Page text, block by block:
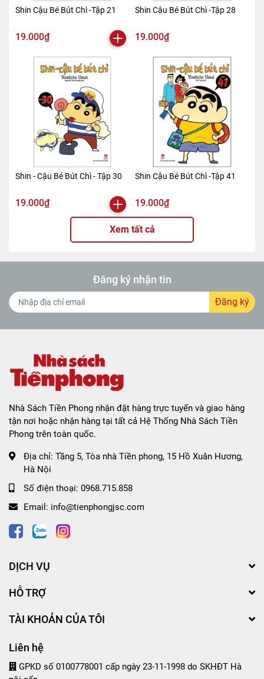
Shin Cậu Bé Bút Chì -Tập 21
19.000₫
Shin Cậu Bé Bút Chì -Tập 28
19.000₫
Shin - Cậu Bé Bút Chì - Tập 30
19.000₫
Shin Cậu Bé Bút Chì -Tập 41
19.000₫
Xem tất cả
Đăng ký nhận tin
Đăng ký
Nhà Sách Tiền Phong nhận đặt hàng trực tuyến và giao hàng
tận nơi hoặc nhận hàng tại tất cả Hệ Thống Nhà Sách Tiền
Phong trên toàn quốc.
Địa chỉ: Tầng 5, Tòa nhà Tiền phong, 15 Hồ Xuân Hương,
Hà Nội
Số điện thoại: 0968.715.858
Email: info@tienphongjsc.com
DỊCH VỤ
HỖ TRỢ
TÀI KHOẢN CỦA TÔI
Liên hệ
GPKD số 0100778001 cấp ngày 23-11-1998 do SKHĐT Hà